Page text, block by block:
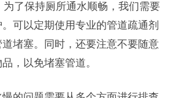
了保持厕所通水顺畅，我们需要
可以定期使用专业的管道疏通剂
堵塞。同时，还要注意不要随意
，以免堵塞管道。